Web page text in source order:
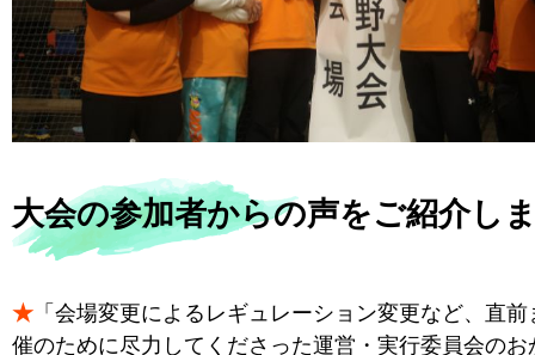
大会の参加者からの声をご紹介し
★ 「会場変更によるレギュレーション変更など、直
催のために尽力してくださった運営・実行委員会のお